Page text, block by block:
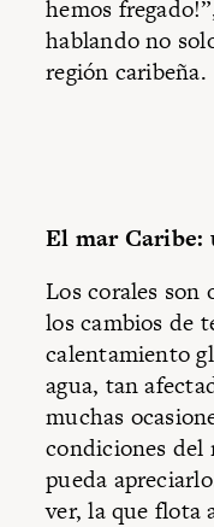
hemos
hablando no
región caribeña.
El mar Caribe:
Los corales son
los cambios de
calentamiento
agua, tan
muchas
condiciones del
pueda
ver, la que flota